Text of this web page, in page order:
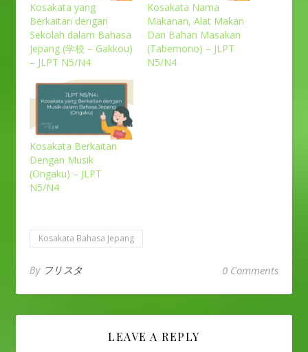
Kosakata yang
Berkaitan dengan
Sekolah dalam Bahasa
Jepang (学校 – Gakkou)
– JLPT N5/N4
Kosakata Nama
Makanan, Alat Makan
Dan Bahan Masakan
(Tabemono) – JLPT
N5/N4
Kosakata Berkaitan
Dengan Musik
(Ongaku) – JLPT
N5/N4
Kosakata Bahasa Jepang
By フリスタ 0 Comments
LEAVE A REPLY